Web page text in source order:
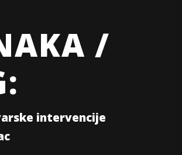
/
intervencije